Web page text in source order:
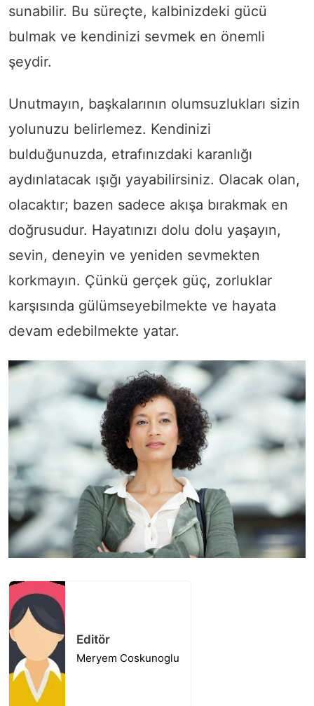
sunabilir. Bu süreçte, kalbinizdeki gücü
bulmak ve kendinizi sevmek en önemli
şeydir.
Unutmayın, başkalarının olumsuzlukları sizin
yolunuzu belirlemez. Kendinizi
bulduğunuzda, etrafınızdaki karanlığı
aydınlatacak ışığı yayabilirsiniz. Olacak olan,
olacaktır; bazen sadece akışa bırakmak en
doğrusudur. Hayatınızı dolu dolu yaşayın,
sevin, deneyin ve yeniden sevmekten
korkmayın. Çünkü gerçek güç, zorluklar
karşısında gülümseyebilmekte ve hayata
devam edebilmekte yatar.
Editör
Meryem Coskunoglu